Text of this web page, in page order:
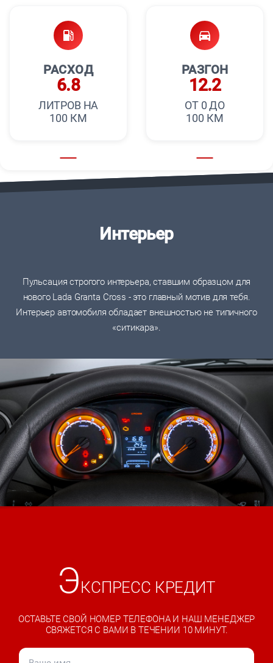
РАСХОД
6.8
ЛИТРОВ НА
100 КМ
РАЗГОН
12.2
ОТ 0 ДО
100 КМ
Интерьер
Пульсация строгого интерьера, ставшим образцом для
нового Lada Granta Cross - это главный мотив для тебя.
Интерьер автомобиля обладает внешностью не типичного
«ситикара».
ЭКСПРЕСС КРЕДИТ
ОСТАВЬТЕ СВОЙ НОМЕР ТЕЛЕФОНА И НАШ МЕНЕДЖЕР
СВЯЖЕТСЯ С ВАМИ В ТЕЧЕНИИ 10 МИНУТ.